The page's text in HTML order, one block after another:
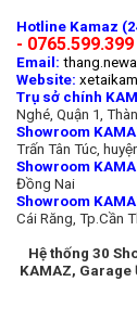
Hotline Kamaz
- 0765.599.399
Email:
Website:
Trụ sở chính
Nghé, Quận 1,
Showroom
Trấn Tân Túc,
Showroom
Đồng Nai
Showroom
Cái Răng, Tp.Cần
Hệ thống 30
KAMAZ, Garage